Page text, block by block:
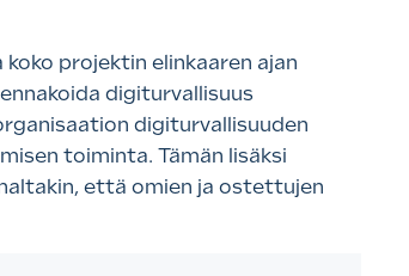
projektin elinkaaren ajan
digiturvallisuus
digiturvallisuuden
toiminta. Tämän lisäksi
että omien ja ostettujen